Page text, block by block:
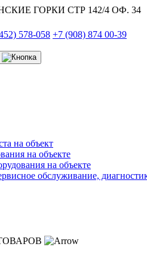
ГОРКИ СТР 142/4 ОФ. 34
578-058 +7 (908) 874 00-39
на объект
на объекте
на объекте
обслуживание,